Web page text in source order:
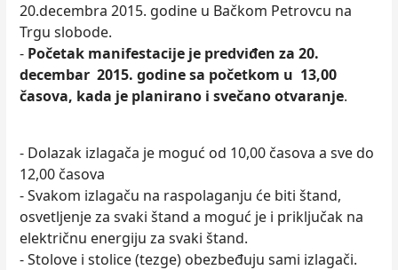
20.decembra 2015. godine u Bačkom Petrovcu na
Trgu slobode.
- Početak manifestacije je predviđen za 20.
decembar 2015. godine sa početkom u 13,00
časova, kada je planirano i svečano otvaranje.
- Dolazak izlagača je moguć od 10,00 časova a sve do
12,00 časova
- Svakom izlagaču na raspolaganju će biti štand,
osvetljenje za svaki štand a moguć je i priključak na
električnu energiju za svaki štand.
- Stolove i stolice (tezge) obezbeđuju sami izlagači.